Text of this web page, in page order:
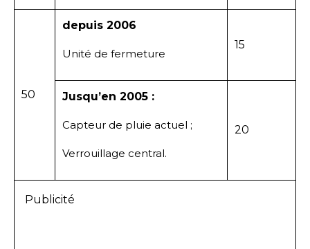
50
depuis 2006
Unité de fermeture
15
Jusqu’en 2005 :
Capteur de pluie actuel ;
Verrouillage central.
20
Publicité